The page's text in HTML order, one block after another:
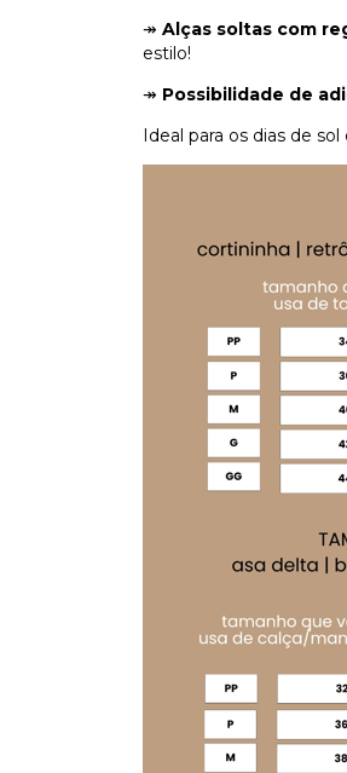
↠ Alças soltas com
estilo!
↠ Possibilidade de
Ideal para os dias de sol